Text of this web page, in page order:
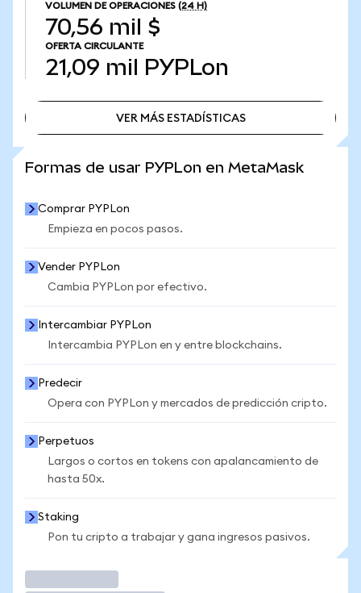
VOLUMEN DE OPERACIONES (24 H)
70,56 mil $
OFERTA CIRCULANTE
21,09 mil PYPLon
VER MÁS ESTADÍSTICAS
Formas de usar PYPLon en MetaMask
Comprar PYPLon
Empieza en pocos pasos.
Vender PYPLon
Cambia PYPLon por efectivo.
Intercambiar PYPLon
Intercambia PYPLon en y entre blockchains.
Predecir
Opera con PYPLon y mercados de predicción cripto.
Perpetuos
Largos o cortos en tokens con apalancamiento de
hasta 50x.
Staking
Pon tu cripto a trabajar y gana ingresos pasivos.